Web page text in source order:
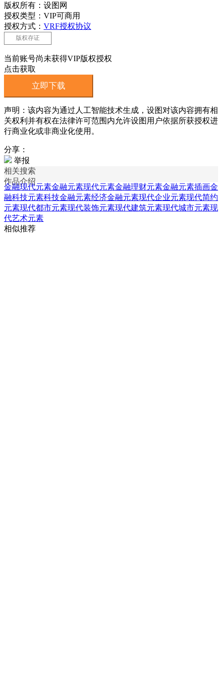
版权所有：设图网
授权类型：VIP可商用
授权方式： VRF授权协议
版权存证
当前账号尚未获得VIP版权授权
点击获取
立即下载
声明：该内容为通过人工智能技术生成，设图对该内容拥有相
关权利并有权在法律许可范围内允许设图用户依据所获授权进
行商业化或非商业化使用。
分享：
举报
相关搜索
作品介绍
金融现代元素金融元素现代元素金融理财元素金融元素插画金
融科技元素科技金融元素经济金融元素现代企业元素现代简约
元素现代都市元素现代装饰元素现代建筑元素现代城市元素现
代艺术元素
相似推荐